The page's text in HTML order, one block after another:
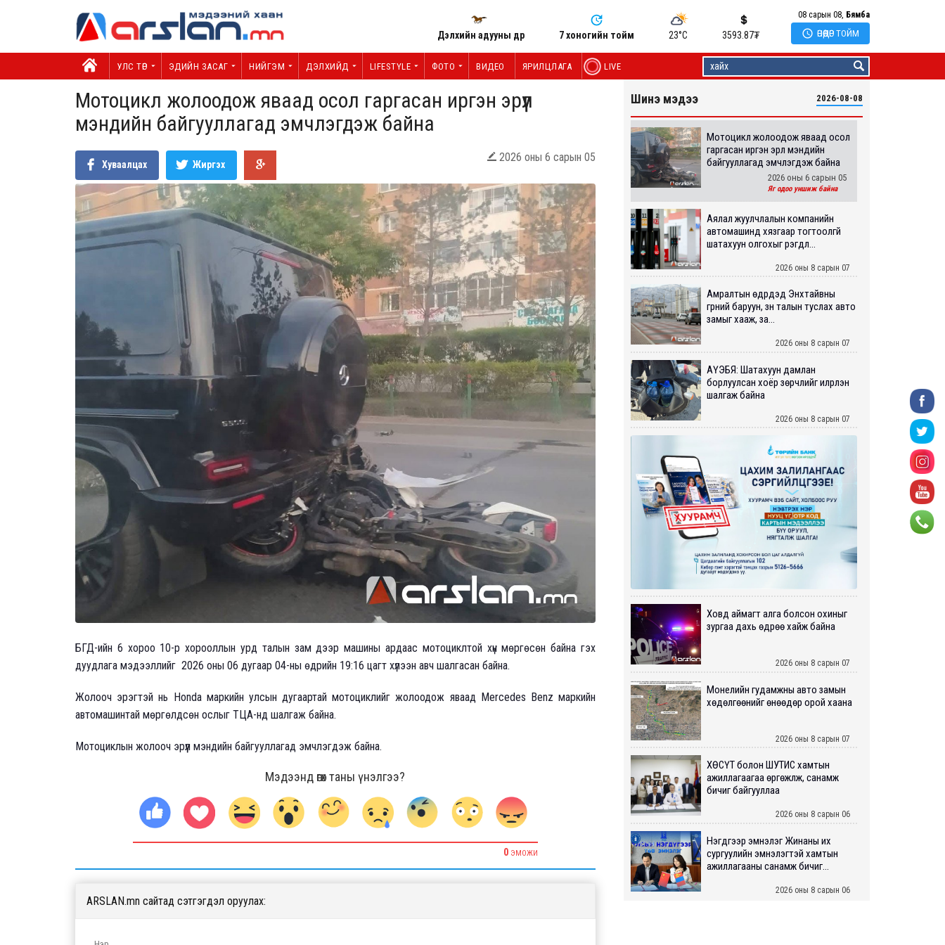
Дэлхийн адууны өдөр 7 хоногийн тойм 23°C 3593.87₮
08 сарын 08, Бямба
 ӨНӨӨДӨР ТОЙМ
УЛС ТӨР ЭДИЙН ЗАСАГ НИЙГЭМ ДЭЛХИЙД LIFESTYLE ФОТО ВИДЕО ЯРИЛЦЛАГА LIVE
Мотоцикл жолоодож яваад осол гаргасан иргэн эрүүл
мэндийн байгууллагад эмчлэгдэж байна
Хуваалцах Жиргэх
 2026 оны 6 сарын 05
БГД-ийн 6 хороо 10-р хорооллын урд талын зам дээр машины ардаас мотоциклтой хүн мөргөсөн байна гэх
дуудлага мэдээллийг 2026 оны 06 дугаар 04-ны өдрийн 19:16 цагт хүлээн авч шалгасан байна.
Жолооч эрэгтэй нь Honda маркийн улсын дугаартай мотоциклийг жолоодож яваад Mercedes Benz маркийн
автомашинтай мөргөлдсөн ослыг ТЦА-нд шалгаж байна.
Мотоциклын жолооч эрүүл мэндийн байгууллагад эмчлэгдэж байна.
Мэдээнд өгөх таны үнэлгээ?
0 ЭМОЖИ
ARSLAN.mn сайтад сэтгэгдэл оруулах:
Шинэ мэдээ 2026-08-08
Мотоцикл жолоодож яваад осол
гаргасан иргэн эрүүл мэндийн
байгууллагад эмчлэгдэж байна
2026 оны 6 сарын 05
Яг одоо уншиж байна
Аялал жуулчлалын компанийн
автомашинд хязгаар тогтоолгүй
шатахуун олгохыг үүрэгдл...
2026 оны 8 сарын 07
Амралтын өдрүүдэд Энхтайвны
гүүрний баруун, зүүн талын туслах авто
замыг хааж, за...
2026 оны 8 сарын 07
АҮЭБЯ: Шатахуун дамлан
борлуулсан хоёр зөрчлийг илрүүлэн
шалгаж байна
2026 оны 8 сарын 07
Ховд аймагт алга болсон охиныг
зургаа дахь өдрөө хайж байна
2026 оны 8 сарын 07
Монелийн гудамжны авто замын
хөдөлгөөнийг өнөөдөр орой хаана
2026 оны 8 сарын 07
ХӨСҮТ болон ШУТИС хамтын
ажиллагаагаа өргөжүүлж, санамж
бичиг байгууллаа
2026 оны 8 сарын 06
Нэгдүгээр эмнэлэг Жинаны их
сургуулийн эмнэлэгтэй хамтын
ажиллагааны санамж бичиг...
2026 оны 8 сарын 06